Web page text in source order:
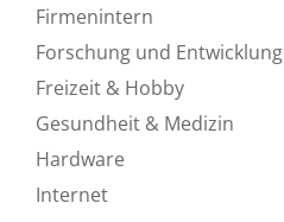
Firmenintern
Forschung und Entwicklung
Freizeit & Hobby
Gesundheit & Medizin
Hardware
Internet